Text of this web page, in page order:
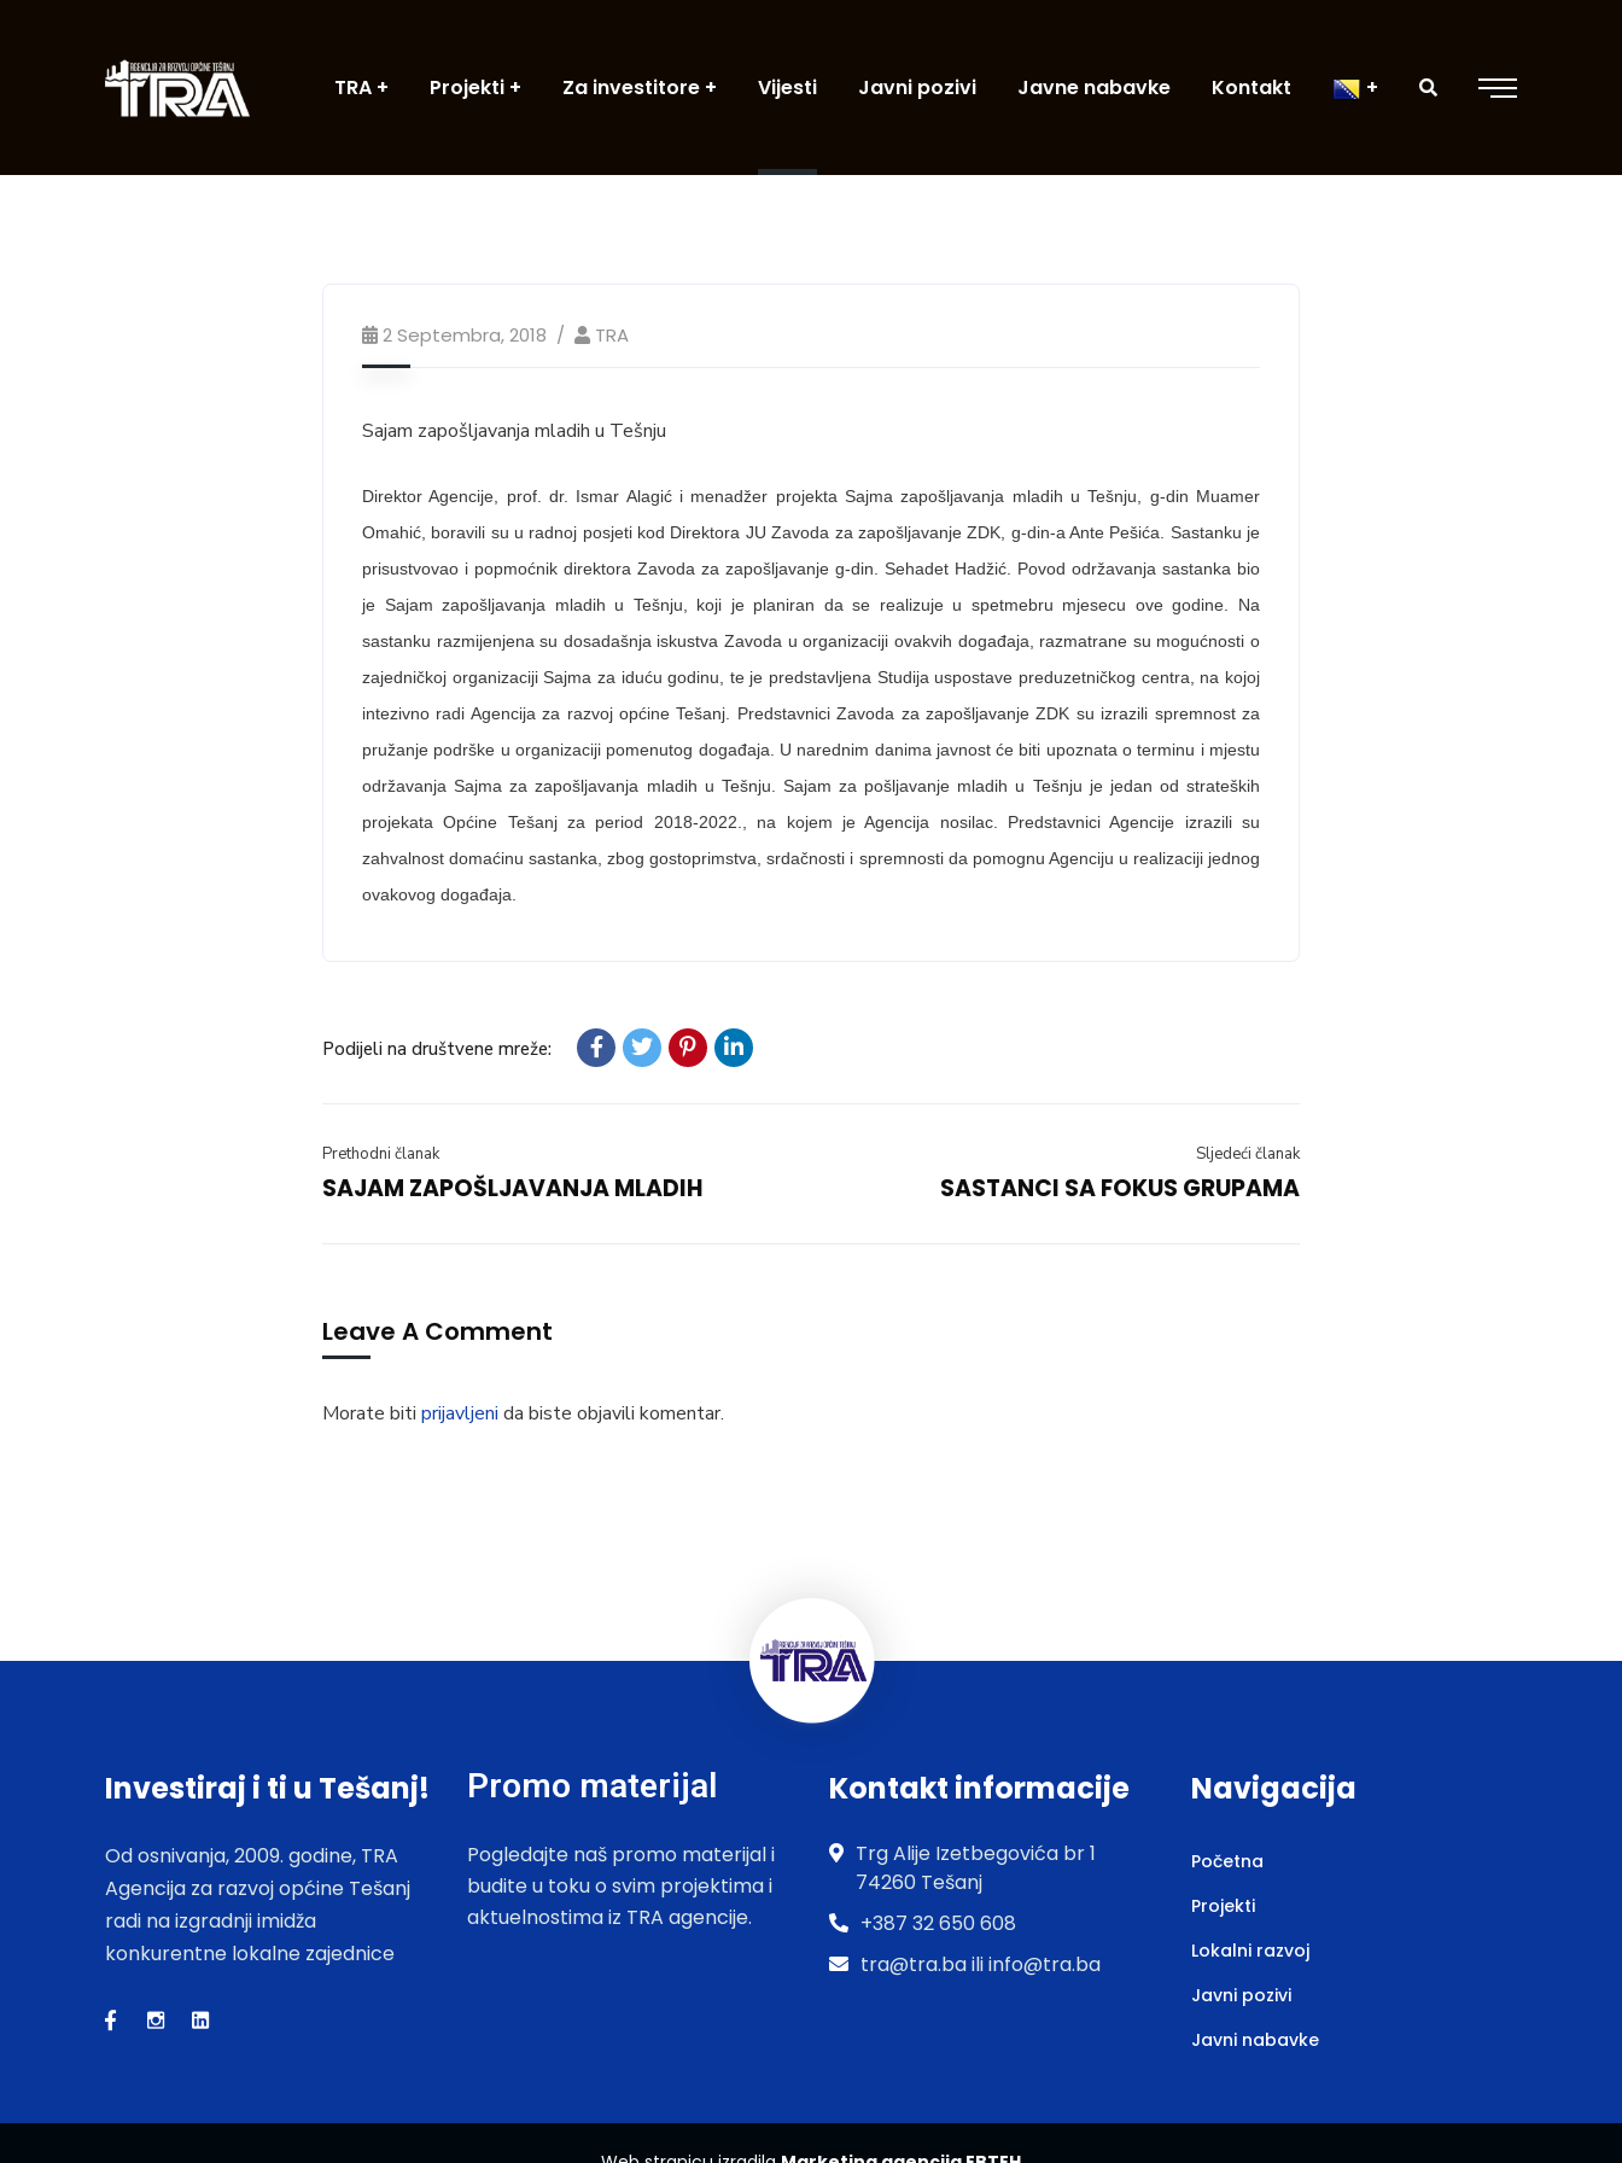
TRA Projekti Za investitore Vijesti Javni pozivi Javne nabavke Kontakt
2 Septembra, 2018 TRA
Sajam zapošljavanja mladih u Tešnju
Direktor Agencije, prof. dr. Ismar Alagić i menadžer projekta Sajma zapošljavanja mladih u Tešnju, g-din Muamer
Omahić, boravili su u radnoj posjeti kod Direktora JU Zavoda za zapošljavanje ZDK, g-din-a Ante Pešića. Sastanku je
prisustvovao i popmoćnik direktora Zavoda za zapošljavanje g-din. Sehadet Hadžić. Povod održavanja sastanka bio
je Sajam zapošljavanja mladih u Tešnju, koji je planiran da se realizuje u spetmebru mjesecu ove godine. Na
sastanku razmijenjena su dosadašnja iskustva Zavoda u organizaciji ovakvih događaja, razmatrane su mogućnosti o
zajedničkoj organizaciji Sajma za iduću godinu, te je predstavljena Studija uspostave preduzetničkog centra, na kojoj
intezivno radi Agencija za razvoj općine Tešanj. Predstavnici Zavoda za zapošljavanje ZDK su izrazili spremnost za
pružanje podrške u organizaciji pomenutog događaja. U narednim danima javnost će biti upoznata o terminu i mjestu
održavanja Sajma za zapošljavanja mladih u Tešnju. Sajam za pošljavanje mladih u Tešnju je jedan od strateških
projekata Općine Tešanj za period 2018-2022., na kojem je Agencija nosilac. Predstavnici Agencije izrazili su
zahvalnost domaćinu sastanka, zbog gostoprimstva, srdačnosti i spremnosti da pomognu Agenciju u realizaciji jednog
ovakovog događaja.
Podijeli na društvene mreže:
Prethodni članak
SAJAM ZAPOŠLJAVANJA MLADIH
Sljedeći članak
SASTANCI SA FOKUS GRUPAMA
Leave A Comment
Morate biti prijavljeni da biste objavili komentar.
Investiraj i ti u Tešanj!
Od osnivanja, 2009. godine, TRA
Agencija za razvoj općine Tešanj
radi na izgradnji imidža
konkurentne lokalne zajednice
Promo materijal
Pogledajte naš promo materijal i
budite u toku o svim projektima i
aktuelnostima iz TRA agencije.
Kontakt informacije
Trg Alije Izetbegovića br 1
74260 Tešanj
+387 32 650 608
tra@tra.ba ili info@tra.ba
Navigacija
Početna
Projekti
Lokalni razvoj
Javni pozivi
Javni nabavke